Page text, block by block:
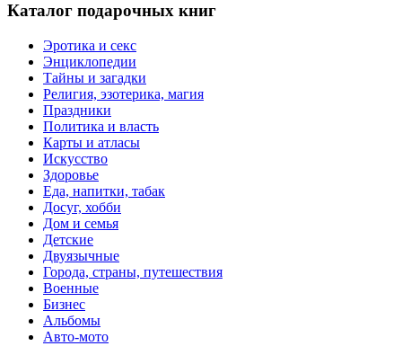
Каталог подарочных книг
Эротика и секс
Энциклопедии
Тайны и загадки
Религия, эзотерика, магия
Праздники
Политика и власть
Карты и атласы
Искусство
Здоровье
Еда, напитки, табак
Досуг, хобби
Дом и семья
Детские
Двуязычные
Города, страны, путешествия
Военные
Бизнес
Альбомы
Авто-мото